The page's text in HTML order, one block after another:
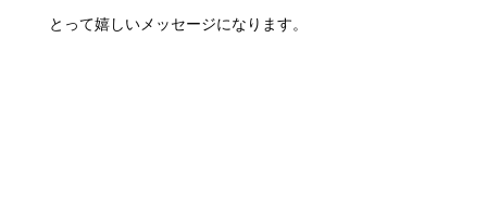
とって嬉しいメッセージになります。